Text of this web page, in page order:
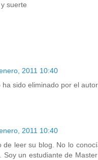
suerte
2011 10:40
ha sido eliminado por el
2011 10:40
de leer su blog. No lo
Soy un estudiante de